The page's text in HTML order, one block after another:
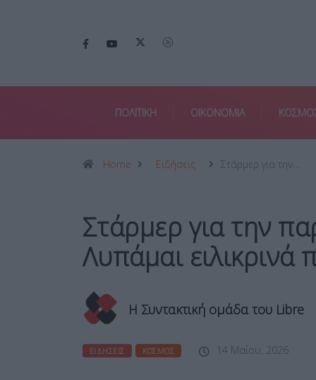
ΠΟΛΙΤΙΚΗ ΟΙΚΟΝΟΜΙΑ
Home Ειδήσεις Στάρμερ για την…
Στάρμερ για την
Λυπάμαι
Η Συντακτική ομάδα του Libre
ΕΙΔΉΣΕΙΣ ΚΌΣΜΟΣ 14 Μαΐου, 2026